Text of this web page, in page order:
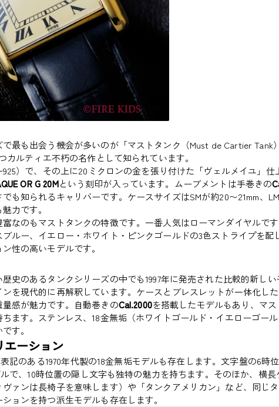
最も出会う機会が多いのが「マストタンク（Must de Cartier Tank
カルティエ不朽の名作として知られています。
）で、その上に20ミクロンの金を張り付けた「ヴェルメイユ」仕
OR G 20Mという刻印が入っています。ムーブメントは手巻きの
も知られるキャリバーです。ケースサイズはSMが約20〜21mm、
力です。
なのもマストタンクの特徴です。一番人気はローマンダイヤルで
ルー、イエロー・ホワイト・ピンクゴールドの3色ストライプを配
性の高いモデルです。
史のあるタンクシリーズの中でも1997年に発売された比較的新しい
を現代的に再解釈しています。ケースとブレスレットが一体化し
感が魅力です。自動巻きのCal.2000を搭載したモデルもあり、マ
ます。ステンレス、18金無垢（ホワイトゴールド・イエローゴール
す。
エーション
記のある1970年代製の18金無垢モデルも存在します。文字盤の6時
で、10時位置の隠し文字も独特の魅力を持ちます。そのほか、横長
ヴァンは長椅子を意味します）や「タンクアメリカン」など、同じ
ョンを持つ派生モデルも存在します。